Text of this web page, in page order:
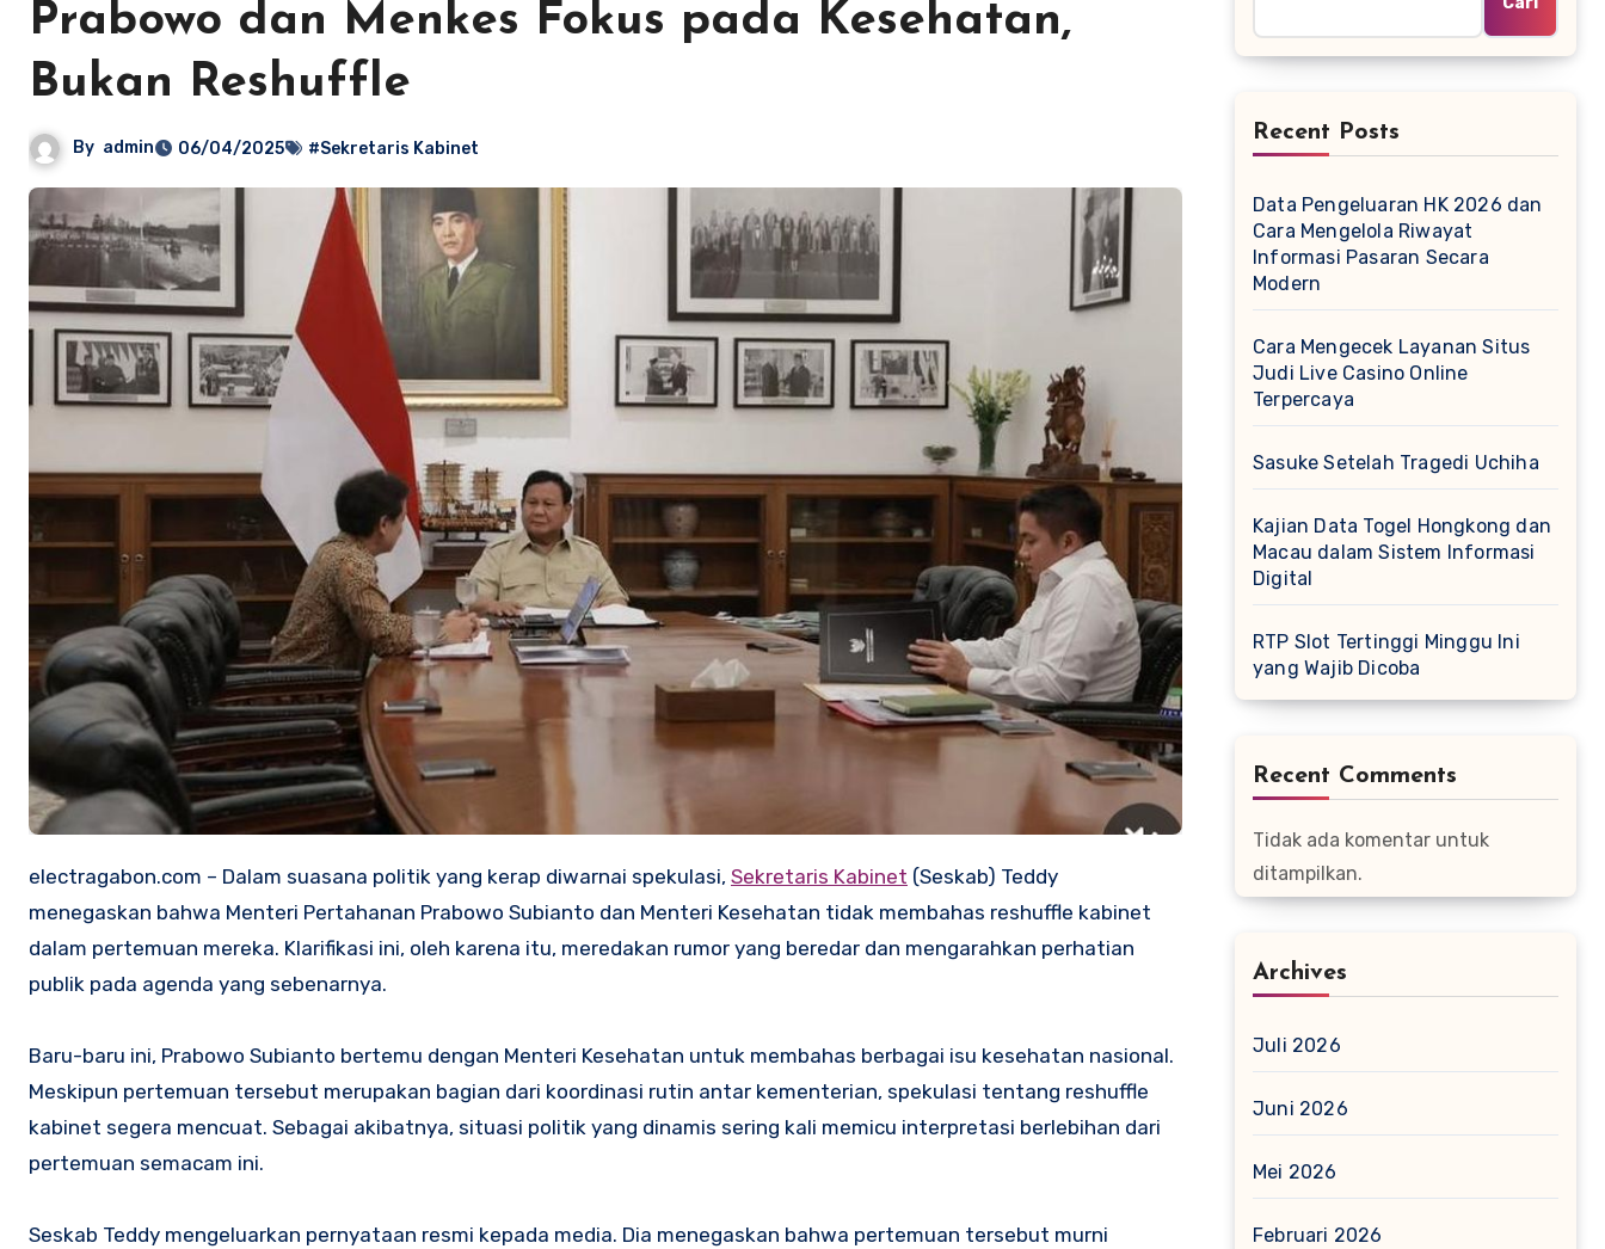
Prabowo dan Menkes Fokus pada Kesehatan,
Bukan Reshuffle
By admin 06/04/2025 #Sekretaris Kabinet
electragabon.com – Dalam suasana politik yang kerap diwarnai spekulasi, Sekretaris Kabinet (Seskab) Teddy
menegaskan bahwa Menteri Pertahanan Prabowo Subianto dan Menteri Kesehatan tidak membahas reshuffle kabinet
dalam pertemuan mereka. Klarifikasi ini, oleh karena itu, meredakan rumor yang beredar dan mengarahkan perhatian
publik pada agenda yang sebenarnya.
Baru-baru ini, Prabowo Subianto bertemu dengan Menteri Kesehatan untuk membahas berbagai isu kesehatan nasional.
Meskipun pertemuan tersebut merupakan bagian dari koordinasi rutin antar kementerian, spekulasi tentang reshuffle
kabinet segera mencuat. Sebagai akibatnya, situasi politik yang dinamis sering kali memicu interpretasi berlebihan dari
pertemuan semacam ini.
Seskab Teddy mengeluarkan pernyataan resmi kepada media. Dia menegaskan bahwa pertemuan tersebut murni
Recent Posts
Data Pengeluaran HK 2026 dan
Cara Mengelola Riwayat
Informasi Pasaran Secara
Modern
Cara Mengecek Layanan Situs
Judi Live Casino Online
Terpercaya
Sasuke Setelah Tragedi Uchiha
Kajian Data Togel Hongkong dan
Macau dalam Sistem Informasi
Digital
RTP Slot Tertinggi Minggu Ini
yang Wajib Dicoba
Recent Comments
Tidak ada komentar untuk
ditampilkan.
Archives
Juli 2026
Juni 2026
Mei 2026
Februari 2026